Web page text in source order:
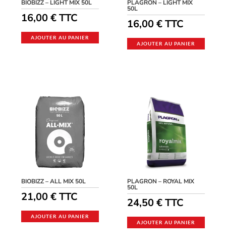
BIOBIZZ – LIGHT MIX 50L
16,00€ TTC
AJOUTER AU PANIER
PLAGRON – LIGHT MIX
50L
16,00€TTC
AJOUTER AU PANIER
BIOBIZZ – ALL MIX 50L
21,00€ TTC
AJOUTER AU PANIER
PLAGRON – ROYAL MIX
50L
24,50€TTC
AJOUTER AU PANIER